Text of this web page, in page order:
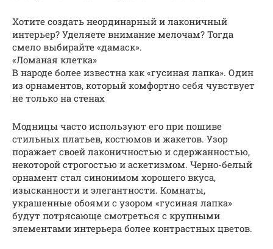
Хотите создать неординарный и лаконичный
интерьер? Уделяете внимание мелочам? Тогда
смело выбирайте «дамаск».
«Ломаная клетка»
В народе более известна как «гусиная лапка». Один
из орнаментов, который комфортно себя чувствует
не только на стенах
Модницы часто используют его при пошиве
стильных платьев, костюмов и жакетов. Узор
поражает своей лаконичностью и сдержанностью,
некоторой строгостью и аскетизмом. Черно-белый
орнамент стал синонимом хорошего вкуса,
изысканности и элегантности. Комнаты,
украшенные обоями с узором «гусиная лапка»
будут потрясающе смотреться с крупными
элементами интерьера более контрастных цветов.